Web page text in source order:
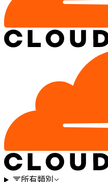
所有類別